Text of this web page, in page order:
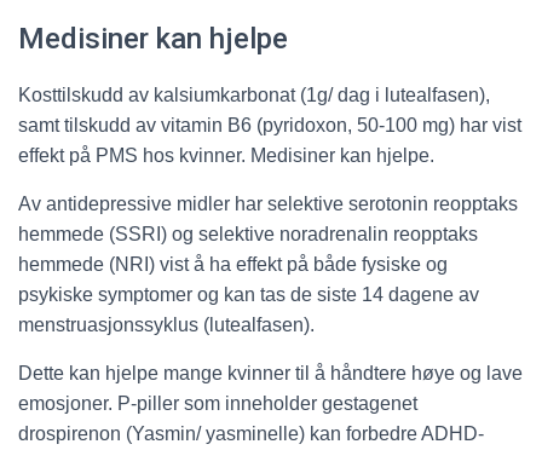
Medisiner kan hjelpe
Kosttilskudd av kalsiumkarbonat (1g/ dag i lutealfasen),
samt tilskudd av vitamin B6 (pyridoxon, 50-100 mg) har vist
effekt på PMS hos kvinner. Medisiner kan hjelpe.
Av antidepressive midler har selektive serotonin reopptaks
hemmede (SSRI) og selektive noradrenalin reopptaks
hemmede (NRI) vist å ha effekt på både fysiske og
psykiske symptomer og kan tas de siste 14 dagene av
menstruasjonssyklus (lutealfasen).
Dette kan hjelpe mange kvinner til å håndtere høye og lave
emosjoner. P-piller som inneholder gestagenet
drospirenon (Yasmin/ yasminelle) kan forbedre ADHD-